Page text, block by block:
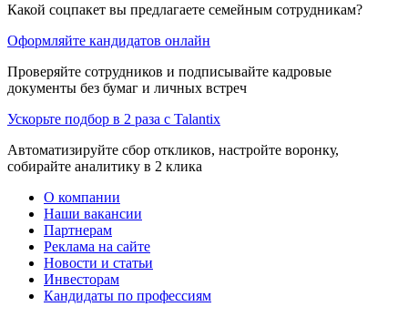
Какой соцпакет вы предлагаете семейным сотрудникам?
Оформляйте кандидатов онлайн
Проверяйте сотрудников и подписывайте кадровые
документы без бумаг и личных встреч
Ускорьте подбор в 2 раза с Talantix
Автоматизируйте сбор откликов, настройте воронку,
собирайте аналитику в 2 клика
О компании
Наши вакансии
Партнерам
Реклама на сайте
Новости и статьи
Инвесторам
Кандидаты по профессиям